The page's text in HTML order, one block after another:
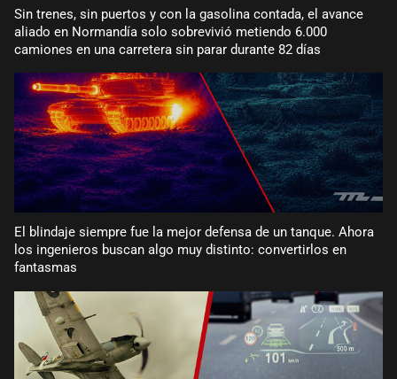
Sin trenes, sin puertos y con la gasolina contada, el avance
aliado en Normandía solo sobrevivió metiendo 6.000
camiones en una carretera sin parar durante 82 días
El blindaje siempre fue la mejor defensa de un tanque. Ahora
los ingenieros buscan algo muy distinto: convertirlos en
fantasmas